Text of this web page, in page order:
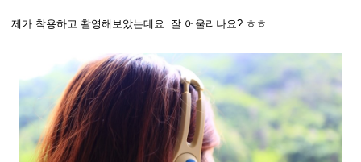
제가 착용하고 촬영해보았는데요. 잘 어울리나요? ㅎㅎ